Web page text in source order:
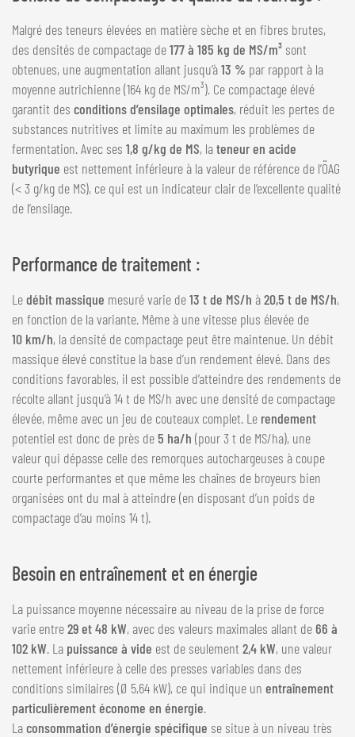
Malgré des teneurs élevées en matière sèche et en fibres brutes,
des densités de compactage de177 à 185 kg de MS/m³ sont
obtenues, une augmentation allant jusqu’à13 % par rapport à la
moyenne autrichienne (164 kg de MS/m³). Ce compactage élevé
garantit des conditions d’ensilage optimales, réduit les pertes de
substances nutritives et limite au maximum les problèmes de
fermentation. Avec ses 1,8 g/kg de MS, lateneur en acide
butyrique est nettement inférieure à la valeur de référence de l’ÖAG
(< 3 g/kg de MS), ce qui est un indicateur clair de l’excellente qualité
de l’ensilage.
Performance de traitement :
Ledébit massique mesuré varie de13 t de MS/h à20,5 t de MS/h,
en fonction de la variante. Même à une vitesse plus élevée de
10 km/h, la densité de compactage peut être maintenue. Un débit
massique élevé constitue la base d’un rendement élevé. Dans des
conditions favorables, il est possible d’atteindre des rendements de
récolte allant jusqu’à 14 t de MS/h avec une densité de compactage
élevée, même avec un jeu de couteaux complet. Le rendement
potentiel est donc de près de5 ha/h (pour 3 t de MS/ha), une
valeur qui dépasse celle des remorques autochargeuses à coupe
courte performantes et que même les chaînes de broyeurs bien
organisées ont du mal à atteindre (en disposant d’un poids de
compactage d’au moins 14 t).
Besoin en entraînement et en énergie
La puissance moyenne nécessaire au niveau de la prise de force
varie entre29 et 48 kW, avec des valeurs maximales allant de66 à
102 kW. La puissance à vide est de seulement 2,4 kW, une valeur
nettement inférieure à celle des presses variables dans des
conditions similaires (Ø 5,64 kW), ce qui indique un entraînement
particulièrement économe en énergie.
Laconsommation d’énergie spécifique se situe à un niveau très